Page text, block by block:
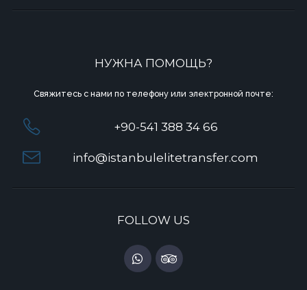
НУЖНА ПОМОЩЬ?
Свяжитесь с нами по телефону или электронной почте:
+90-541 388 34 66
info@istanbulelitetransfer.com
FOLLOW US